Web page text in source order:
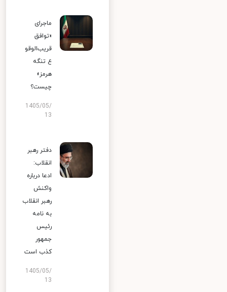
ماجرای
«توافق
قریب‌الوقو
ع تنگه
هرمز»
چیست؟
1405/05/
13
دفتر رهبر
انقلاب:
ادعا درباره
واکنش
رهبر انقلاب
به نامه
رئیس
جمهور
کذب است
1405/05/
13